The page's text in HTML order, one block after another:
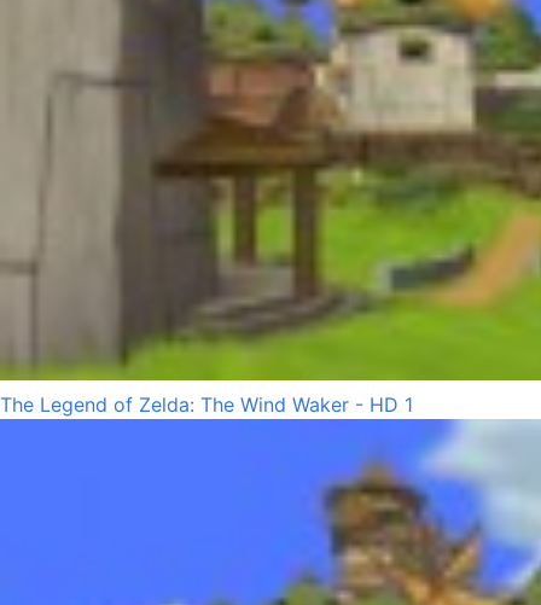
The Legend of Zelda: The Wind Waker - HD 1